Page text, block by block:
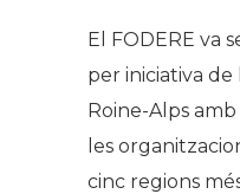
El FODERE va
per iniciativa de
Roine-Alps
les
cinc regions